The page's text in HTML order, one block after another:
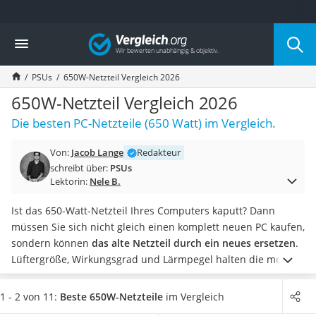
Die beliebtesten Vergleiche nach Kategorie
Elektronik
Powerstation
Monitor 32 Zoll 4K
Fernseher
Drucker
Desktop-PC
Diascanner
Laser-Multifunktionsdrucker
Powerstation mit Solarpanel
Gaming-PC
Soundbar
17-Zoll-Laptop
Satellitenschüssel
Gaming-Headset
Vergleich
PSUs 650W-Netzteil Vergleich 2026
650W-Netzteil Vergleich 2026
Die besten PC-Netzteile (650 Watt) im Vergleich.
Von: Jacob Lange
Redakteur
schreibt über: PSUs
Lektorin: Nele B.
Ist das 650-Watt-Netzteil Ihres Computers kaputt? Dann
müssen Sie sich nicht gleich einen komplett neuen PC kaufen,
sondern können das alte Netzteil durch ein neues ersetzen.
Lüftergröße, Wirkungsgrad und Lärmpegel halten die meisten
Tests im Internet für wichtige Faktoren bei der
Kaufentscheidung. Soll das neuePC-Netzteil
so effizient und
1 - 2 von 11: Beste 650W-Netzteile im Vergleich